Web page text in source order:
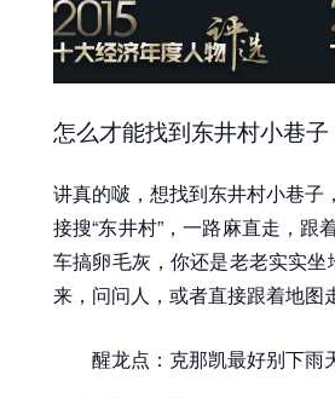
怎么才能找到东井村小巷子
讲真的啵，想找到东井村小巷子
接搜“东井村”，一路麻直走，
车搞卵毛灰，你还是老老实实
来，问问人，或者直接跟着地图
醒龙点：克那凯最好别下雨